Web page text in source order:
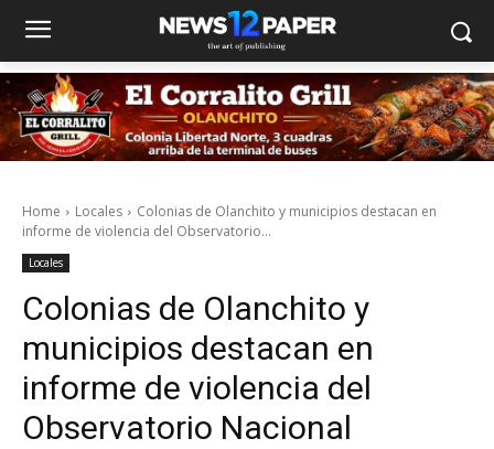
Home Locales
Colonias de Olanchito y municipios destacan en
informe de violencia del Observatorio...
Locales
Colonias de Olanchito y
municipios destacan en
informe de violencia del
Observatorio Nacional